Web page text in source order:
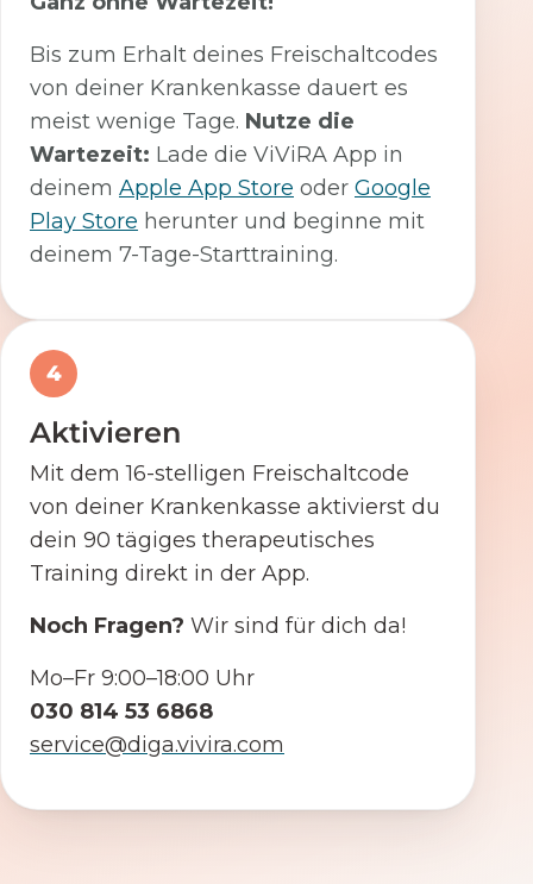
Bis zum Erhalt deines Freischaltcodes
von deiner Krankenkasse dauert es
meist wenige Tage. Nutze die
Wartezeit: Lade die ViViRA App in
deinem Apple App Store oder Google
Play Store herunter und beginne mit
deinem 7-Tage-Starttraining.
4
Aktivieren
Mit dem 16-stelligen Freischaltcode
von deiner Krankenkasse aktivierst du
dein 90 tägiges therapeutisches
Training direkt in der App.
Noch Fragen? Wir sind für dich da!
Mo–Fr 9:00–18:00 Uhr
030 814 53 6868
service@diga.vivira.com